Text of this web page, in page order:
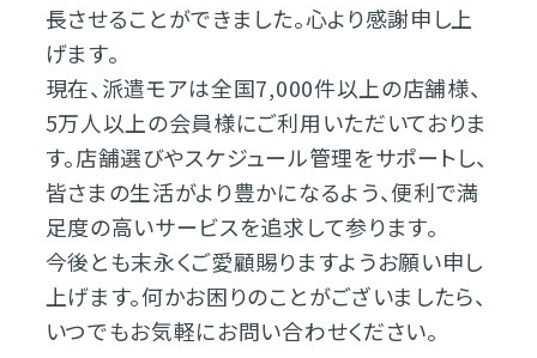
長させることができました。心より感謝申し上
げます。
現在、派遣モアは全国7,000件以上の店舗様、
5万人以上の会員様にご利用いただいておりま
す。店舗選びやスケジュール管理をサポートし、
皆さまの生活がより豊かになるよう、便利で満
足度の高いサービスを追求して参ります。
今後とも末永くご愛顧賜りますようお願い申し
上げます。何かお困りのことがございましたら、
いつでもお気軽にお問い合わせください。